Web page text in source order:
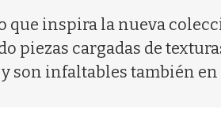
inspira la nueva
piezas cargadas de
son infaltables también